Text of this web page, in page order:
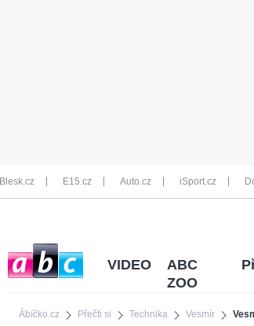
Blesk.cz E15.cz Auto.cz iSport.cz
Ábíčko.cz Přečti si Technika Vesmír
VIDEO
ABC
ZOO